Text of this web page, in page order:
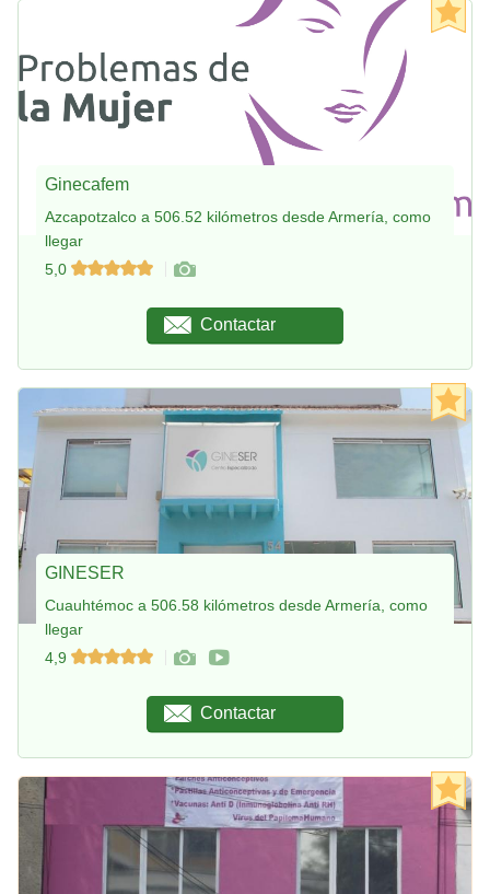
Ginecafem
Azcapotzalco a 506.52 kilómetros desde Armería, como
llegar
5,0
Contactar
GINESER
Cuauhtémoc a 506.58 kilómetros desde Armería, como
llegar
4,9
Contactar